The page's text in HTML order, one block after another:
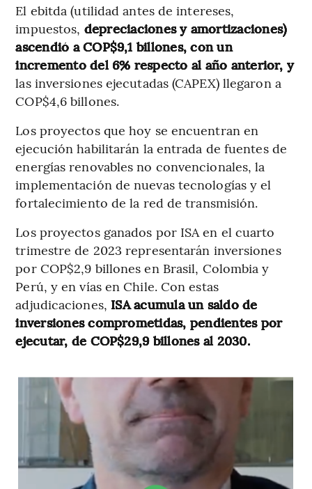
El ebitda (utilidad antes de intereses,
impuestos, depreciaciones y amortizaciones)
ascendió a COP$9,1 billones, con un
incremento del 6% respecto al año anterior, y
las inversiones ejecutadas (CAPEX) llegaron a
COP$4,6 billones.
Los proyectos que hoy se encuentran en
ejecución habilitarán la entrada de fuentes de
energías renovables no convencionales, la
implementación de nuevas tecnologías y el
fortalecimiento de la red de transmisión.
Los proyectos ganados por ISA en el cuarto
trimestre de 2023 representarán inversiones
por COP$2,9 billones en Brasil, Colombia y
Perú, y en vías en Chile. Con estas
adjudicaciones, ISA acumula un saldo de
inversiones comprometidas, pendientes por
ejecutar, de COP$29,9 billones al 2030.